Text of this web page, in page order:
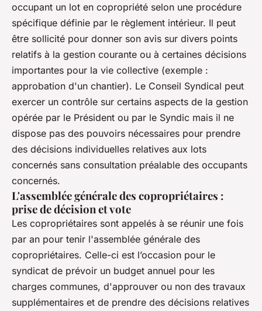
occupant un lot en copropriété selon une procédure
spécifique définie par le règlement intérieur. Il peut
être sollicité pour donner son avis sur divers points
relatifs à la gestion courante ou à certaines décisions
importantes pour la vie collective (exemple :
approbation d'un chantier). Le Conseil Syndical peut
exercer un contrôle sur certains aspects de la gestion
opérée par le Président ou par le Syndic mais il ne
dispose pas des pouvoirs nécessaires pour prendre
des décisions individuelles relatives aux lots
concernés sans consultation préalable des occupants
concernés.
L'assemblée générale des copropriétaires :
prise de décision et vote
Les copropriétaires sont appelés à se réunir une fois
par an pour tenir l'assemblée générale des
copropriétaires. Celle-ci est l’occasion pour le
syndicat de prévoir un budget annuel pour les
charges communes, d'approuver ou non des travaux
supplémentaires et de prendre des décisions relatives